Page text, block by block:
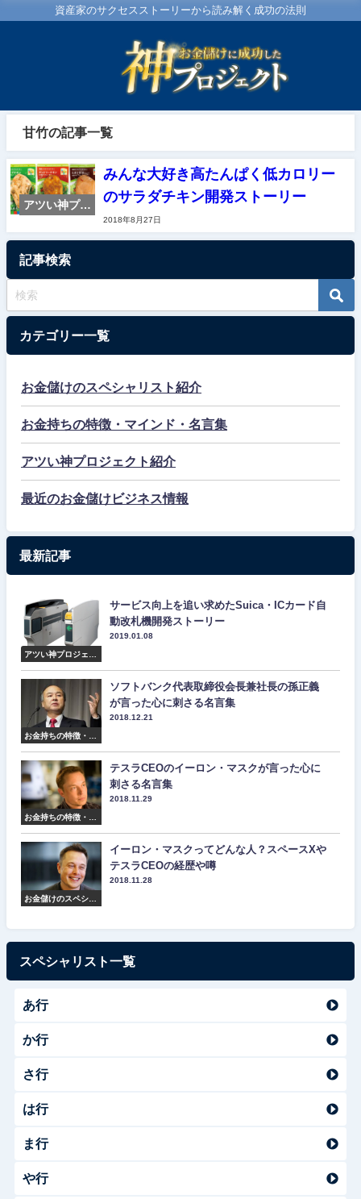
資産家のサクセスストーリーから読み解く成功の法則
甘竹の記事一覧
アツい神プロ
みんな大好き高たんぱく低カロリー
のサラダチキン開発ストーリー
2018年8月27日
記事検索
カテゴリー一覧
お金儲けのスペシャリスト紹介
お金持ちの特徴・マインド・名言集
アツい神プロジェクト紹介
最近のお金儲けビジネス情報
最新記事
アツい神プロジェク
サービス向上を追い求めたSuica・ICカード自
動改札機開発ストーリー
2019.01.08
お金持ちの特徴・マ
ソフトバンク代表取締役会長兼社長の孫正義
が言った心に刺さる名言集
2018.12.21
お金持ちの特徴・マ
テスラCEOのイーロン・マスクが言った心に
刺さる名言集
2018.11.29
お金儲けのスペシャ
イーロン・マスクってどんな人？スペースXや
テスラCEOの経歴や噂
2018.11.28
スペシャリスト一覧
あ行
か行
さ行
は行
ま行
や行